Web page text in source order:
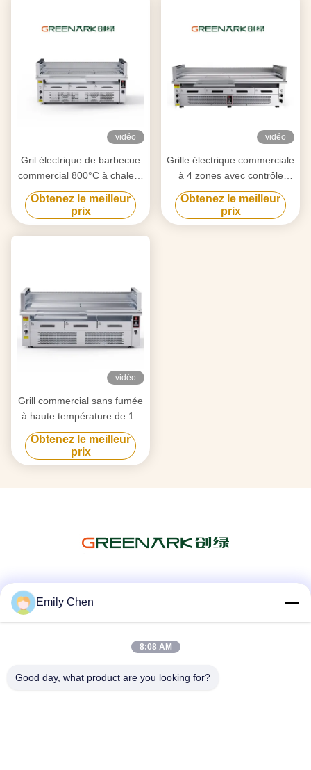
vidéo
Gril électrique de barbecue
commercial 800°C à chaleur
élevée, cuisson à 3 zones
Obtenez le meilleur
prix
vidéo
Grille électrique commerciale
à 4 zones avec contrôle
indépendant à 800 °C
Obtenez le meilleur
prix
vidéo
Grill commercial sans fumée
à haute température de 15
kW
Obtenez le meilleur
prix
Emily Chen
8:08 AM
Good day, what product are you looking for?